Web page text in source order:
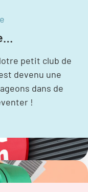
petit club de
devenu une
dans de
!